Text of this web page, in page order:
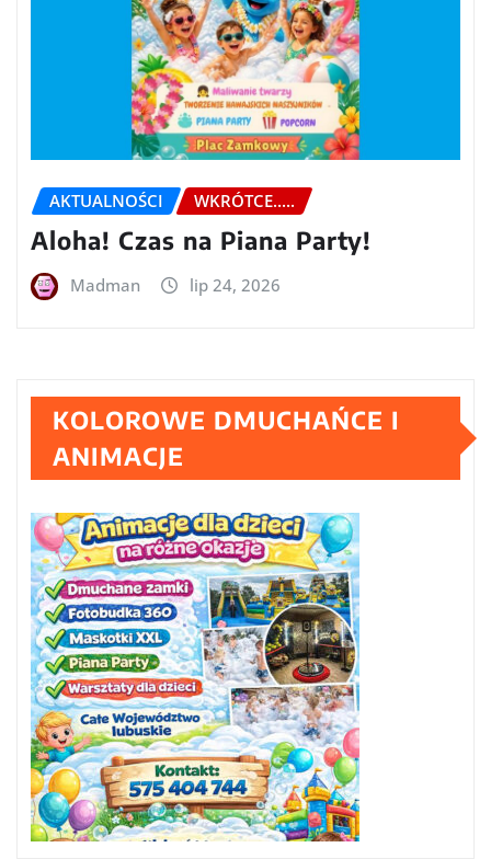
AKTUALNOŚCI WKRÓTCE.....
Aloha! Czas na Piana Party!
Madman lip 24, 2026
KOLOROWE DMUCHAŃCE I
ANIMACJE